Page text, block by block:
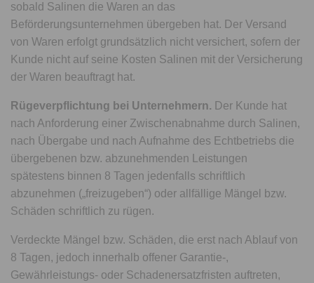
sobald Salinen die Waren an das
Beförderungsunternehmen übergeben hat. Der Versand
von Waren erfolgt grundsätzlich nicht versichert, sofern der
Kunde nicht auf seine Kosten Salinen mit der Versicherung
der Waren beauftragt hat.
Rügeverpflichtung bei Unternehmern. Der Kunde hat
nach Anforderung einer Zwischenabnahme durch Salinen,
nach Übergabe und nach Aufnahme des Echtbetriebs die
übergebenen bzw. abzunehmenden Leistungen
spätestens binnen 8 Tagen jedenfalls schriftlich
abzunehmen („freizugeben“) oder allfällige Mängel bzw.
Schäden schriftlich zu rügen.
Verdeckte Mängel bzw. Schäden, die erst nach Ablauf von
8 Tagen, jedoch innerhalb offener Garantie-,
Gewährleistungs- oder Schadenersatzfristen auftreten,